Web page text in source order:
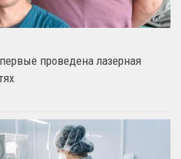
проведена лазерная